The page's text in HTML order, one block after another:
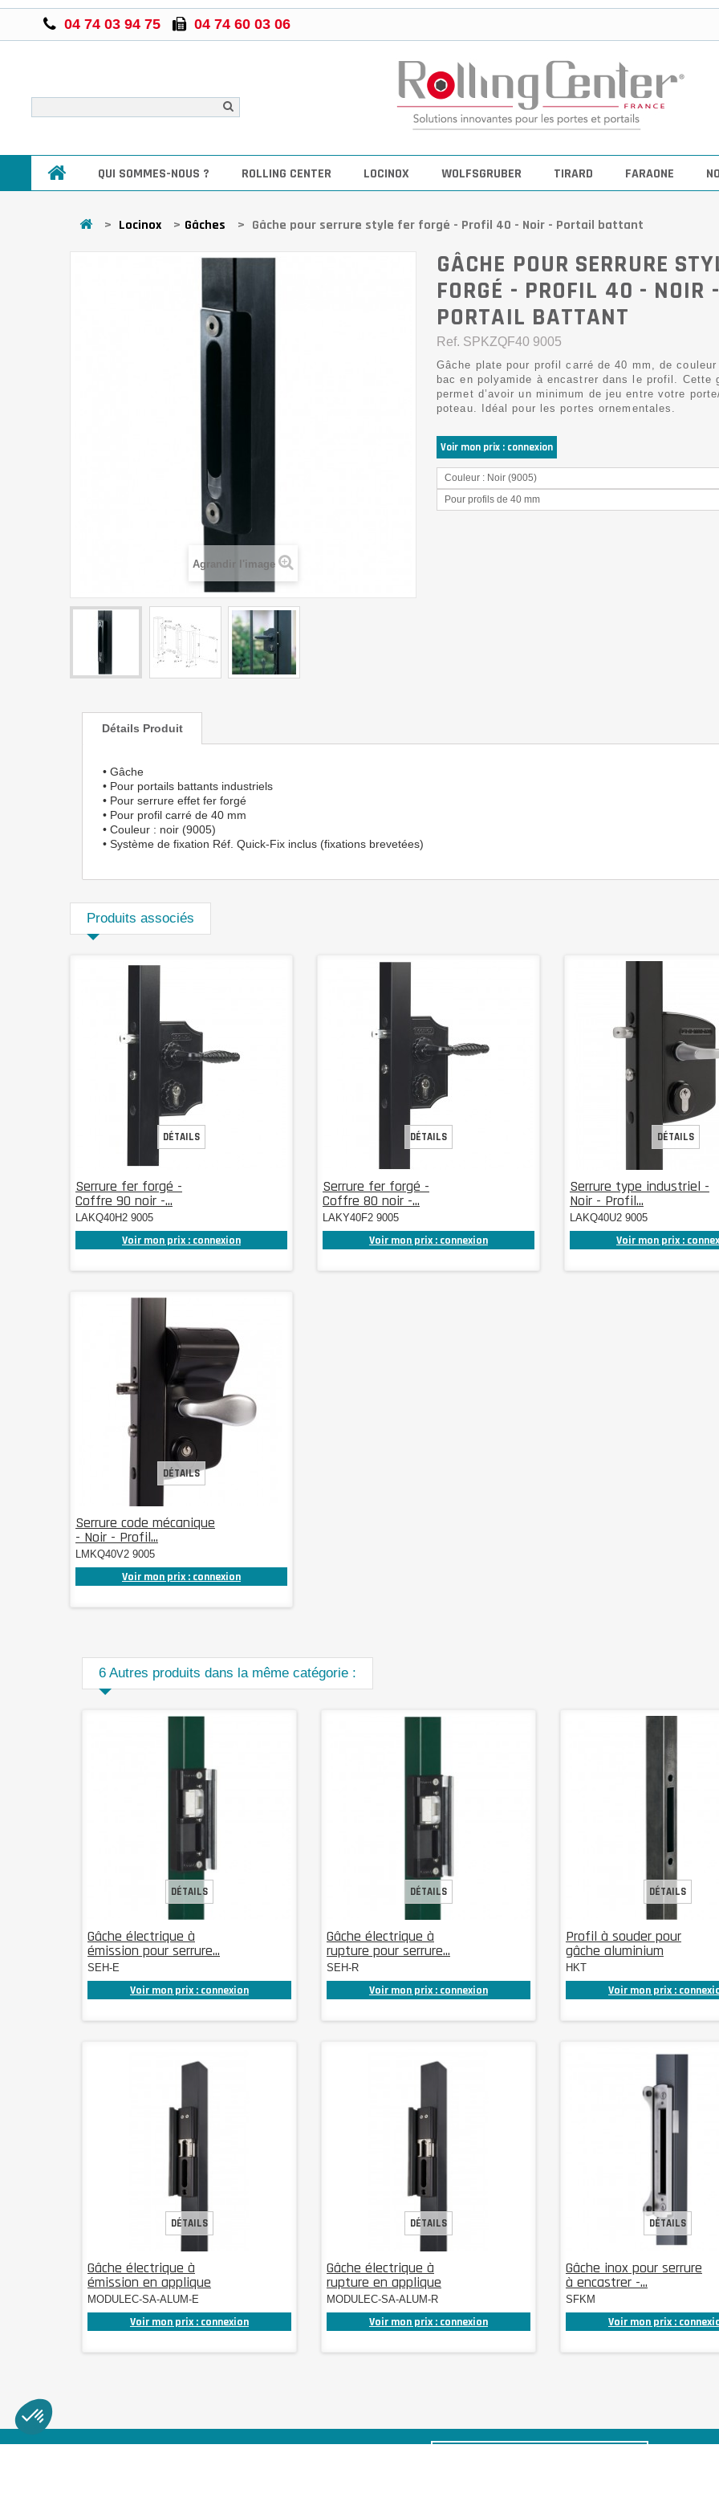
04 74 03 94 75 04 74 60 03 06
QUI SOMMES-NOUS ? ROLLING CENTER LOCINOX WOLFSGRUBER TIRARD FARAONE
> Locinox > Gâches > Gâche pour serrure style fer forgé - Profil 40 - Noir - Portail battant
Agrandir l'image
GÂCHE POUR SERRURE
FORGÉ - PROFIL 40 - NOIR -
PORTAIL BATTANT
Ref. SPKZQF40 9005
Gâche plate pour profil carré de 40 mm, de
bac en polyamide à encastrer dans le profil. Cette
permet d’avoir un minimum de jeu entre votre
poteau. Idéal pour les portes ornementales.
Voir mon prix : connexion
Couleur : Noir (9005)
Pour profils de 40 mm
Détails Produit
• Gâche
• Pour portails battants industriels
• Pour serrure effet fer forgé
• Pour profil carré de 40 mm
• Couleur : noir (9005)
• Système de fixation Réf. Quick-Fix inclus (fixations brevetées)
Produits associés
Serrure fer forgé -
Coffre 90 noir -...
LAKQ40H2 9005
Voir mon prix : connexion
DÉTAILS
Serrure fer forgé -
Coffre 80 noir -...
LAKY40F2 9005
Voir mon prix : connexion
DÉTAILS
Serrure type industriel -
Noir - Profil...
LAKQ40U2 9005
Voir mon prix :
DÉTAILS
Serrure code mécanique
- Noir - Profil...
LMKQ40V2 9005
Voir mon prix : connexion
DÉTAILS
6 Autres produits dans la même catégorie :
Gâche électrique à
émission pour serrure...
SEH-E
Voir mon prix : connexion
DÉTAILS
Gâche électrique à
rupture pour serrure...
SEH-R
Voir mon prix : connexion
DÉTAILS
Profil à souder pour
gâche aluminium
HKT
Voir mon prix :
DÉTAILS
Gâche électrique à
émission en applique
MODULEC-SA-ALUM-E
Voir mon prix : connexion
DÉTAILS
Gâche électrique à
rupture en applique
MODULEC-SA-ALUM-R
Voir mon prix : connexion
DÉTAILS
Gâche inox pour serrure
à encastrer -...
SFKM
Voir mon prix :
DÉTAILS